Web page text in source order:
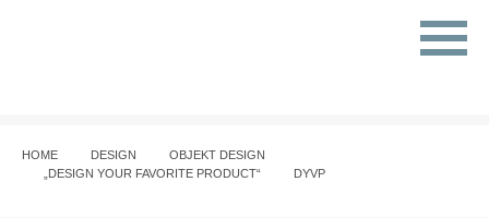
HOME DESIGN
OBJEKT DESIGN
„DESIGN YOUR FAVORITE PRODUCT“
DYVP